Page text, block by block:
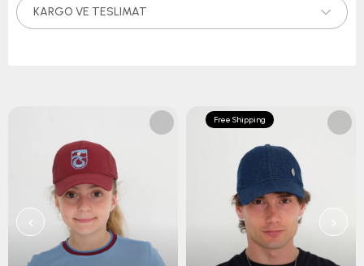
KARGO VE TESLIMAT
Free Shipping
‹ ›